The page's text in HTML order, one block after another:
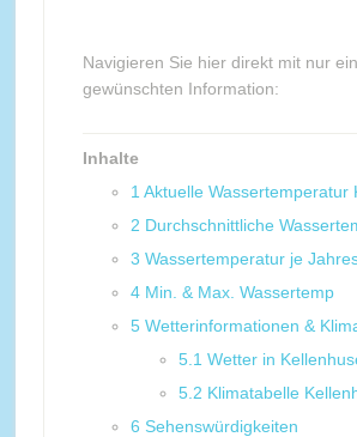
Navigieren Sie hier direkt mit nur
gewünschten Information:
Inhalte
1 Aktuelle Wassertemperatur
2 Durchschnittliche
3 Wassertemperatur je
4 Min. & Max. Wassertemp
5 Wetterinformationen &
5.1 Wetter in
5.2 Klimatabelle
6 Sehenswürdigkeiten